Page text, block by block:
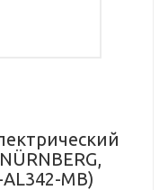
MB)